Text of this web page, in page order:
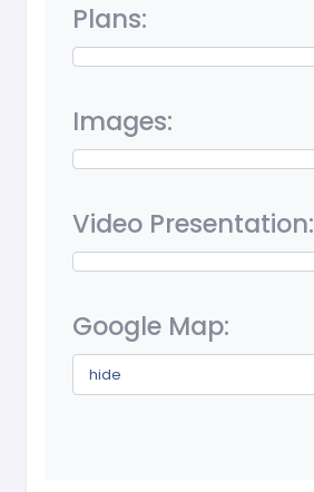
Plans:
Images:
Video Presentation:
Google Map:
hide